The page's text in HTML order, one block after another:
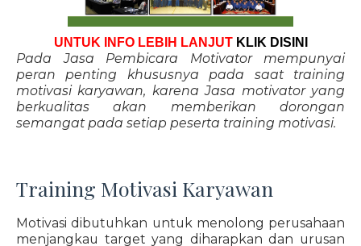
UNTUK INFO LEBIH LANJUT KLIK DISINI
Pada Jasa Pembicara Motivator mempunyai
peran penting khususnya pada saat training
motivasi karyawan, karena Jasa motivator yang
berkualitas akan memberikan dorongan
semangat pada setiap peserta training motivasi.
Training Motivasi Karyawan
Motivasi dibutuhkan untuk menolong perusahaan
menjangkau target yang diharapkan dan urusan